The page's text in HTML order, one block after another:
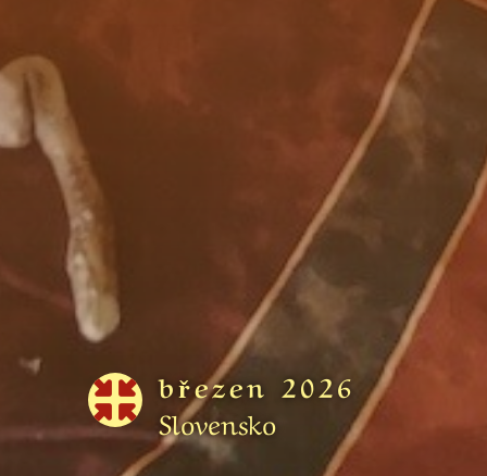
 březen 2026
Slovensko